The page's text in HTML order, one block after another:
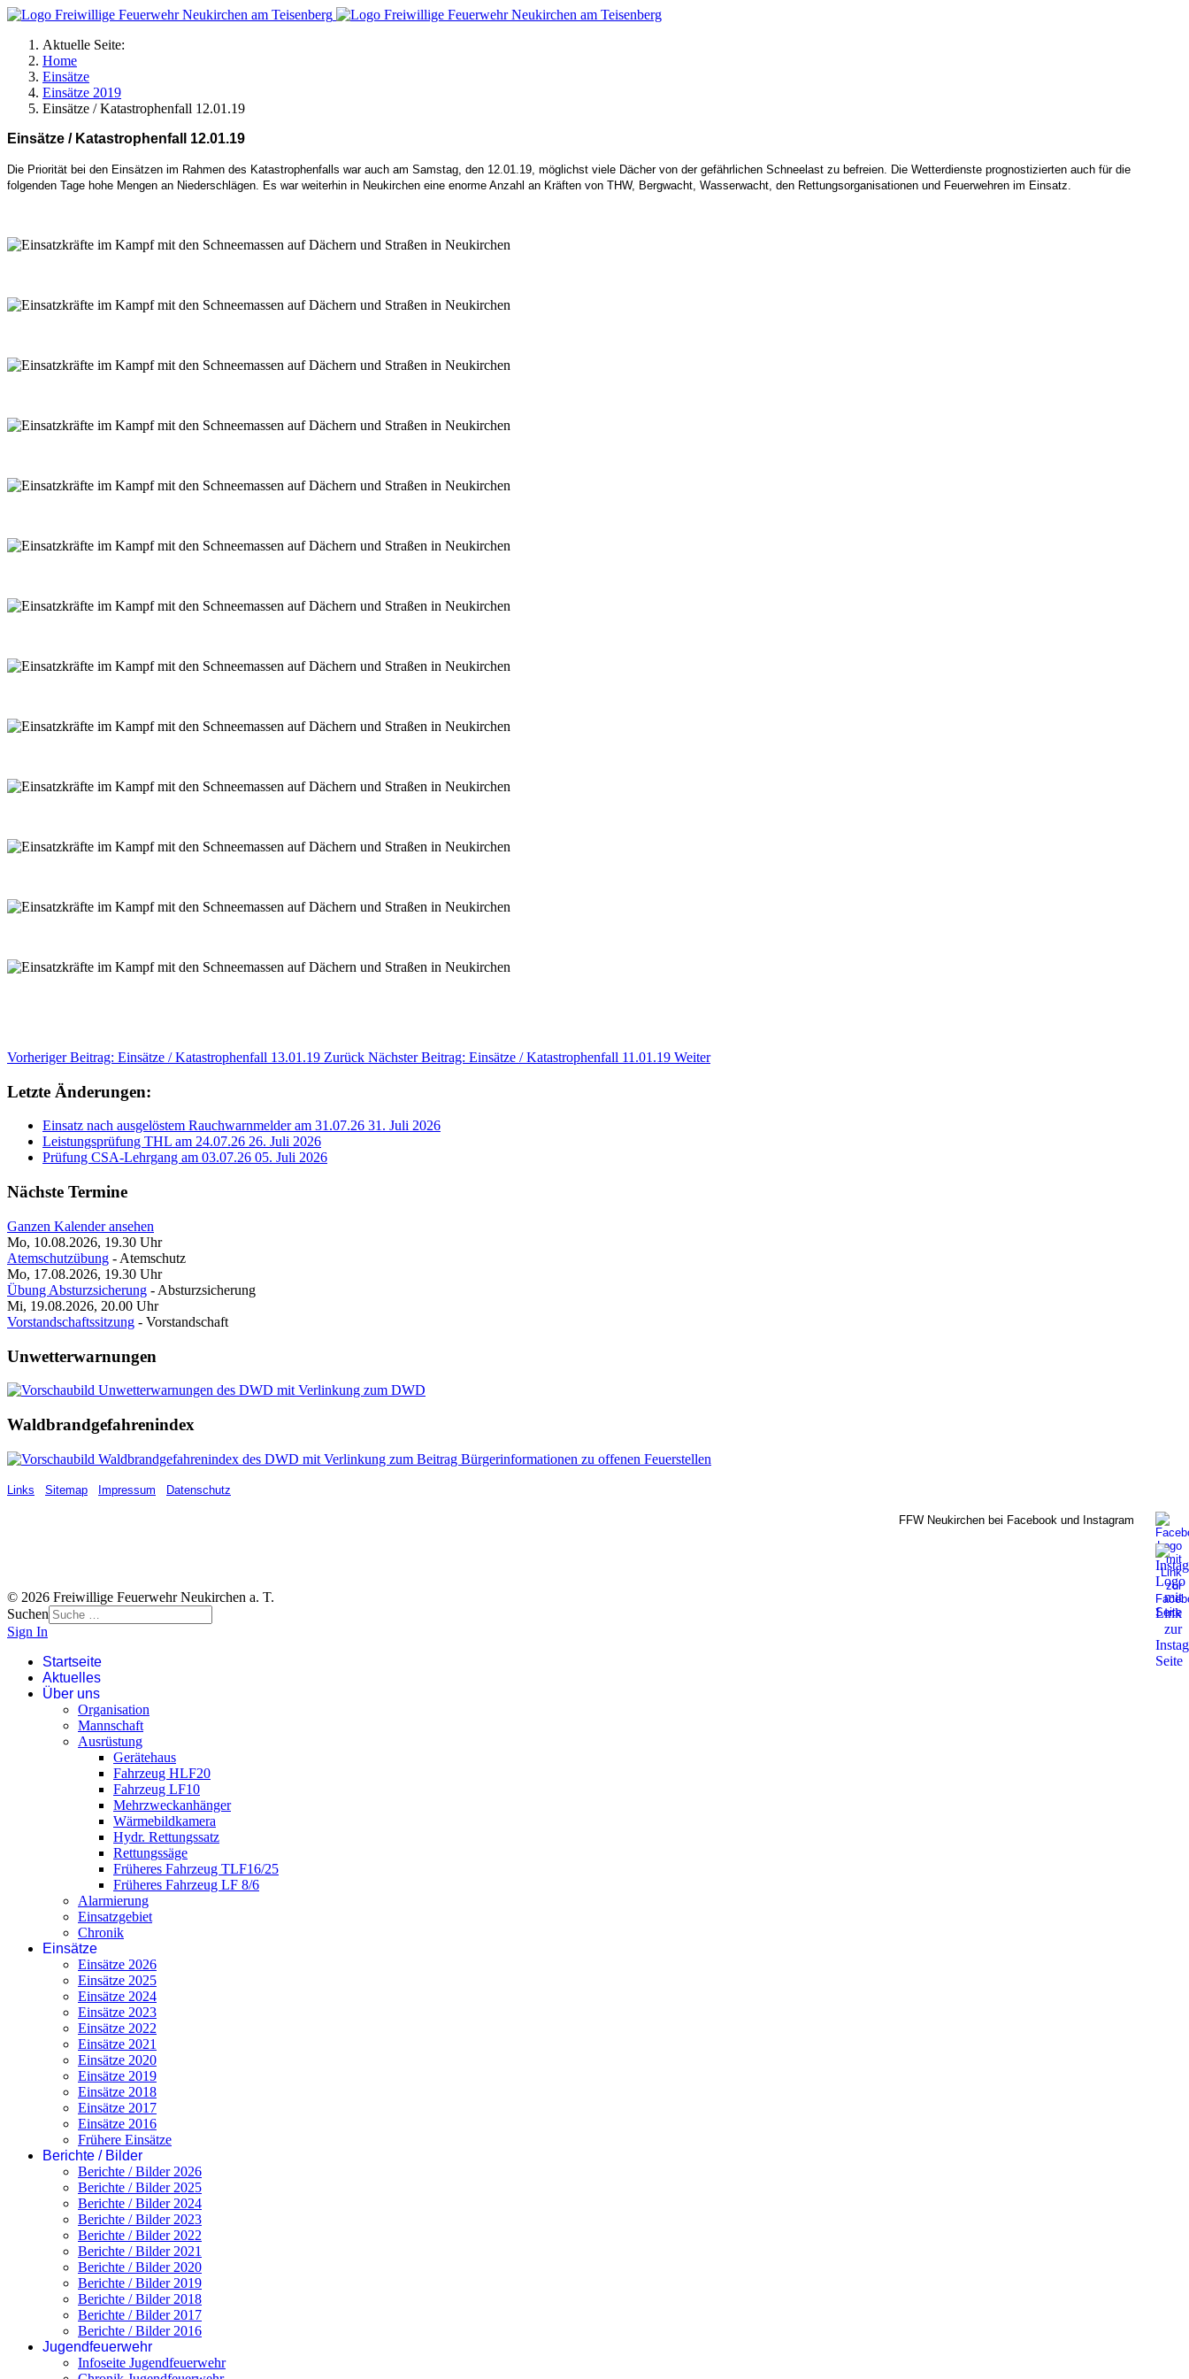
Aktuelle Seite:
Home
Einsätze
Einsätze 2019
Einsätze / Katastrophenfall 12.01.19
Einsätze / Katastrophenfall 12.01.19
Die Priorität bei den Einsätzen im Rahmen des Katastrophenfalls war auch am Samstag, den 12.01.19, möglichst viele Dächer von der gefährlichen Schneelast zu befreien. Die Wetterdienste prognostizierten auch für die
folgenden Tage hohe Mengen an Niederschlägen. Es war weiterhin in Neukirchen eine enorme Anzahl an Kräften von THW, Bergwacht, Wasserwacht, den Rettungsorganisationen und Feuerwehren im Einsatz.
Vorheriger Beitrag: Einsätze / Katastrophenfall 13.01.19 Zurück Nächster Beitrag: Einsätze / Katastrophenfall 11.01.19 Weiter
Letzte Änderungen:
Einsatz nach ausgelöstem Rauchwarnmelder am 31.07.26 31. Juli 2026
Leistungsprüfung THL am 24.07.26 26. Juli 2026
Prüfung CSA-Lehrgang am 03.07.26 05. Juli 2026
Nächste Termine
Ganzen Kalender ansehen
Mo, 10.08.2026, 19.30 Uhr
Atemschutzübung - Atemschutz
Mo, 17.08.2026, 19.30 Uhr
Übung Absturzsicherung - Absturzsicherung
Mi, 19.08.2026, 20.00 Uhr
Vorstandschaftssitzung - Vorstandschaft
Unwetterwarnungen
Waldbrandgefahrenindex
Links Sitemap Impressum Datenschutz
FFW Neukirchen bei Facebook und Instagram
© 2026 Freiwillige Feuerwehr Neukirchen a. T.
Suchen
Sign In
Startseite
Aktuelles
Über uns
Organisation
Mannschaft
Ausrüstung
Gerätehaus
Fahrzeug HLF20
Fahrzeug LF10
Mehrzweckanhänger
Wärmebildkamera
Hydr. Rettungssatz
Rettungssäge
Früheres Fahrzeug TLF16/25
Früheres Fahrzeug LF 8/6
Alarmierung
Einsatzgebiet
Chronik
Einsätze
Einsätze 2026
Einsätze 2025
Einsätze 2024
Einsätze 2023
Einsätze 2022
Einsätze 2021
Einsätze 2020
Einsätze 2019
Einsätze 2018
Einsätze 2017
Einsätze 2016
Frühere Einsätze
Berichte / Bilder
Berichte / Bilder 2026
Berichte / Bilder 2025
Berichte / Bilder 2024
Berichte / Bilder 2023
Berichte / Bilder 2022
Berichte / Bilder 2021
Berichte / Bilder 2020
Berichte / Bilder 2019
Berichte / Bilder 2018
Berichte / Bilder 2017
Berichte / Bilder 2016
Jugendfeuerwehr
Infoseite Jugendfeuerwehr